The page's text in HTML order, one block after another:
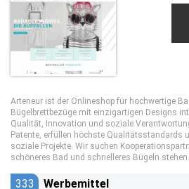
Arteneur ist der Onlineshop für hochwertige
Bügelbrettbezüge mit einzigartigen Designs
Qualität, Innovation und soziale
Patente, erfüllen höchste Qualitätsstandards
soziale Projekte. Wir suchen
schöneres Bad und schnelleres Bügeln stehen.
333 Werbemittel